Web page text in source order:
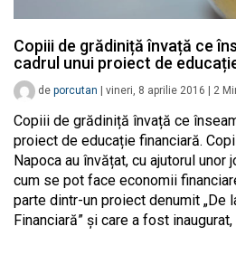
Copiii de grădiniță învață ce
cadrul unui proiect de
de porcutan vineri, 8 aprilie 2016 2
Copiii de grădiniță învață ce
proiect de educație financiară.
Napoca au învățat, cu ajutorul unor
cum se pot face economii
parte dintr-un proiect denumit „De
Financiară” și care a fost